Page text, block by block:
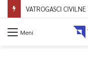
Meni